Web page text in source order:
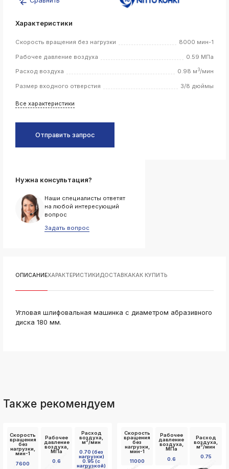
ksldkfjsdlfkjsls;ldfkgjsdl;kfkфыва
ksldkfjsdlfkjsls;ldfkgjsdl;kfkфыва
k
k
ksldkfjsdlfkjsls;ldfkgjsdl;kfkфыва
k
k
ksldkfjsdlfkjsls;ldfkgjsdl;kfkфыва
k
ksldkfjsdlfkjsls;ldfkgjsdl;kfkфыва
ksldkfjsdlfkjsls;ldfkgjsdl;kfkфыва
k
ksldkfjsdlfkjsls;ldfkgjsdl;kfkфыва
ksldkfjsdlfkjsls;ldfkgjsdl;kfkфыва
Характеристики
Скорость вращения без нагрузки 8000 мин-1
Рабочее давление воздуха 0.59 МПа
Расход воздуха 0.98 м 3/мин
Размер входного отверстия 3/8 дюймы
Все характеристики
Отправить запрос
Нужна консультация?
Наши специалисты ответят
на любой интересующий
вопрос
Задать вопрос
ОПИСАНИЕХАРАКТЕРИСТИКИ ДОСТАВКАКАК КУПИТЬ
Угловая шлифовальная машинка с диаметром абразивного
диска 180 мм.
Также рекомендуем
Скорость
вращения
без
нагрузки,
мин-1
7600
Рабочее
давление
воздуха,
МПа
0.6
Расход
воздуха,
м3/мин
0.70 (без
нагрузки)
0.95 (с
нагрузкой)
Скорость
вращения
без
нагрузки,
мин-1
11000
Рабочее
давление
воздуха,
МПа
0.6
Расход
воздуха,
м3/мин
0.75